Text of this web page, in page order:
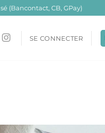
(Bancontact, CB, GPay)
SE CONNECTER